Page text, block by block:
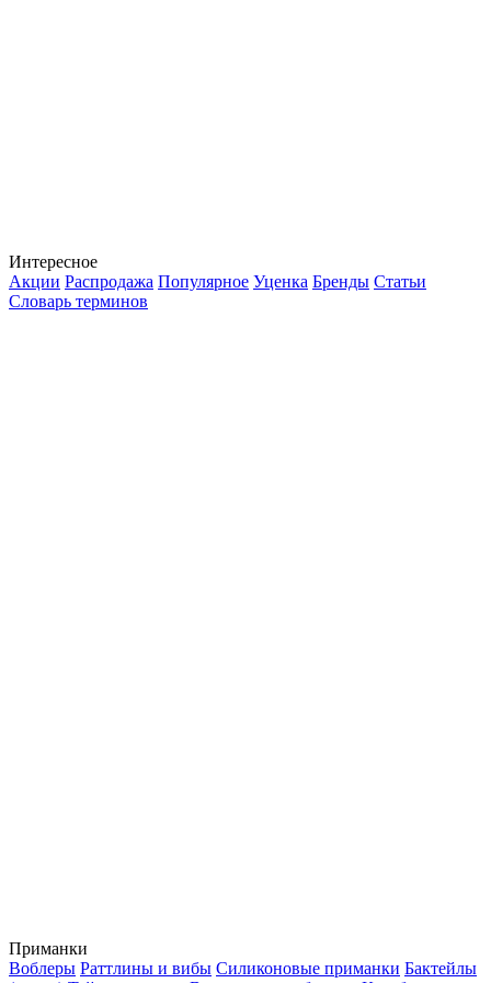
Интересное
Акции Распродажа Популярное Уценка Бренды Статьи
Словарь терминов
Приманки
Воблеры Раттлины и вибы Силиконовые приманки Бактейлы